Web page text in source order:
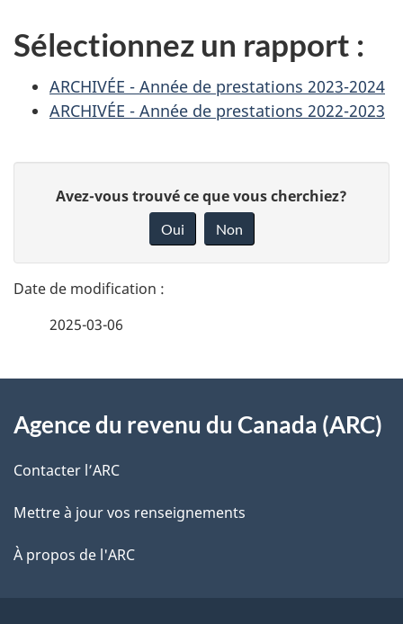
Sélectionnez un rapport :
ARCHIVÉE - Année de prestations 2023-2024
ARCHIVÉE - Année de prestations 2022-2023
t
a
l
s
l
a
n
o
t
r
e
é
t
Avez-vous trouvé ce que vous cherchiez?
Oui Non
2025-03-06
propos
de
ce
site
Agence du revenu du Canada (ARC)
Contacter l’ARC
Mettre à jour vos renseignements
À propos de l'ARC